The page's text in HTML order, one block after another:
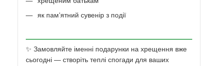
як пам’ятний сувенір з події
✨ Замовляйте іменні подарунки на хрещення вже
сьогодні — створіть теплі спогади для ваших